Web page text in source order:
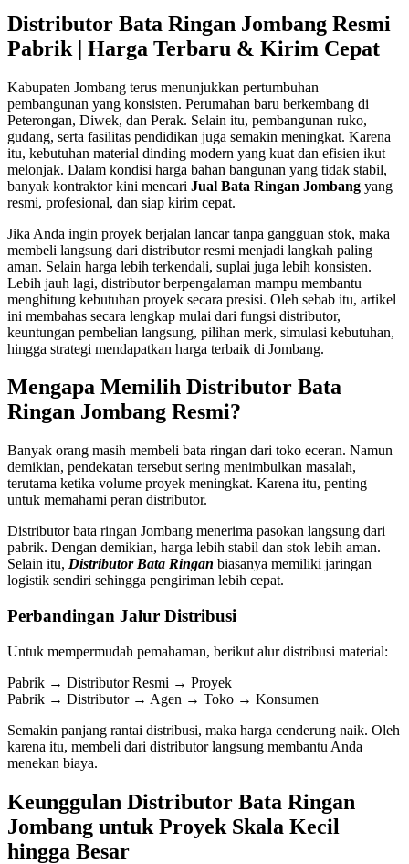
Distributor Bata Ringan Jombang Resmi
Pabrik | Harga Terbaru & Kirim Cepat
Kabupaten Jombang terus menunjukkan pertumbuhan
pembangunan yang konsisten. Perumahan baru berkembang di
Peterongan, Diwek, dan Perak. Selain itu, pembangunan ruko,
gudang, serta fasilitas pendidikan juga semakin meningkat. Karena
itu, kebutuhan material dinding modern yang kuat dan efisien ikut
melonjak. Dalam kondisi harga bahan bangunan yang tidak stabil,
banyak kontraktor kini mencari Jual Bata Ringan Jombang yang
resmi, profesional, dan siap kirim cepat.
Jika Anda ingin proyek berjalan lancar tanpa gangguan stok, maka
membeli langsung dari distributor resmi menjadi langkah paling
aman. Selain harga lebih terkendali, suplai juga lebih konsisten.
Lebih jauh lagi, distributor berpengalaman mampu membantu
menghitung kebutuhan proyek secara presisi. Oleh sebab itu, artikel
ini membahas secara lengkap mulai dari fungsi distributor,
keuntungan pembelian langsung, pilihan merk, simulasi kebutuhan,
hingga strategi mendapatkan harga terbaik di Jombang.
Mengapa Memilih Distributor Bata
Ringan Jombang Resmi?
Banyak orang masih membeli bata ringan dari toko eceran. Namun
demikian, pendekatan tersebut sering menimbulkan masalah,
terutama ketika volume proyek meningkat. Karena itu, penting
untuk memahami peran distributor.
Distributor bata ringan Jombang menerima pasokan langsung dari
pabrik. Dengan demikian, harga lebih stabil dan stok lebih aman.
Selain itu, Distributor Bata Ringan biasanya memiliki jaringan
logistik sendiri sehingga pengiriman lebih cepat.
Perbandingan Jalur Distribusi
Untuk mempermudah pemahaman, berikut alur distribusi material:
Pabrik → Distributor Resmi → Proyek
Pabrik → Distributor → Agen → Toko → Konsumen
Semakin panjang rantai distribusi, maka harga cenderung naik. Oleh
karena itu, membeli dari distributor langsung membantu Anda
menekan biaya.
Keunggulan Distributor Bata Ringan
Jombang untuk Proyek Skala Kecil
hingga Besar